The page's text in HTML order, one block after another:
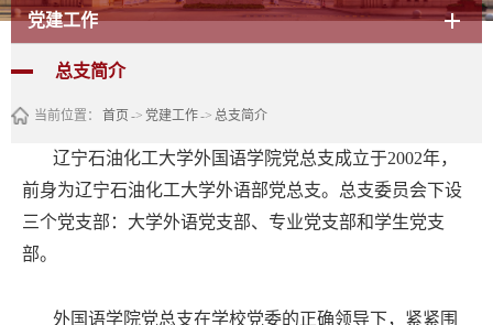
党建工作
总支简介
当前位置： 首页-> 党建工作-> 总支简介
辽宁石油化工大学外国语学院党总支成立于2002年，
前身为辽宁石油化工大学外语部党总支。总支委员会下设
三个党支部：大学外语党支部、专业党支部和学生党支
部。
外国语学院党总支在学校党委的正确领导下，紧紧围